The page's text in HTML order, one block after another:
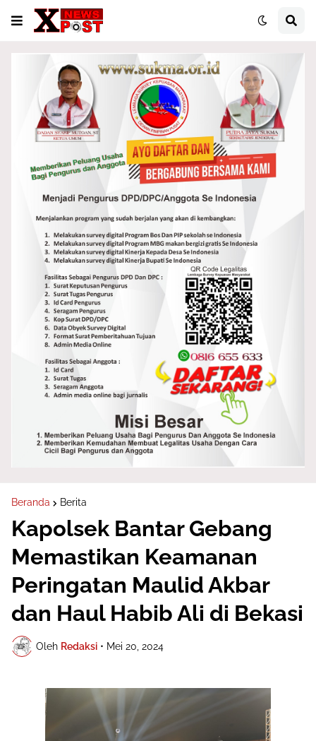
Beranda Berita
Kapolsek Bantar Gebang
Memastikan Keamanan
Peringatan Maulid Akbar
dan Haul Habib Ali di Bekasi
Oleh Redaksi • Mei 20, 2024